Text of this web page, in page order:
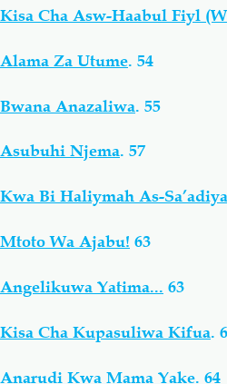
Kisa Cha Asw-Haabul Fiyl
Alama Za Utume. 54
Bwana Anazaliwa. 55
Asubuhi Njema. 57
Kwa Bi Haliymah As-
Mtoto Wa Ajabu! 63
Angelikuwa Yatima... 63
Kisa Cha Kupasuliwa Kifua.
Anarudi Kwa Mama Yake. 64